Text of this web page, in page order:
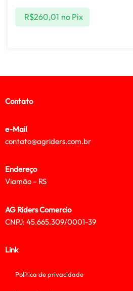
R$260,01 no Pix
Contato
e-Mail
contato@agriders.com.br
Endereço
Viamão – RS
AG Riders Comercio
CNPJ: 45.665.309/0001-39
Link
Política de privacidade